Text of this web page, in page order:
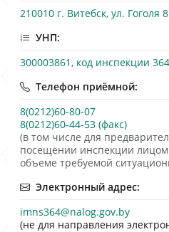
210010 г. Витебск, ул. Гоголя 8
УНП:
300003861, код инспекции 364
Телефон приёмной:
8(0212)60-80-07
8(0212)60-44-53 (факс)
(в том числе для
посещении инспекции
объеме требуемой
Электронный адрес:
imns364@nalog.gov.by
(не для направления